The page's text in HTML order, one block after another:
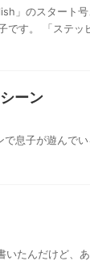
」のスタート
す。 「ステッ
ーン
で息子が遊んで
いたんだけど、